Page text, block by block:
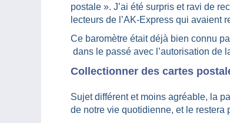
postale ». J’ai été surpris et ravi de
lecteurs de l’AK-Express qui avaient
Ce baromètre était déjà bien connu
dans le passé avec l’autorisation de
Collectionner des cartes
Sujet différent et moins agréable, la
de notre vie quotidienne, et le restera